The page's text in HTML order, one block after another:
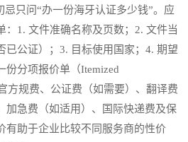
只问“办一份海牙认证多少钱”。应
：1. 文件准确名称及页数；2. 文件当
已公证）；3. 目标使用国家；4. 期望
份分项报价单（Itemized
方规费、公证费（如需要）、翻译费
加急费（如适用）、国际快递费及保
有助于企业比较不同服务商的性价